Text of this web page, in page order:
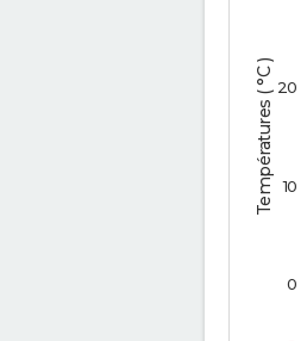
Températures ( °C )
0
10
20